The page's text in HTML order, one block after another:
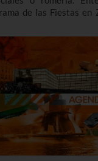
de las Fiestas